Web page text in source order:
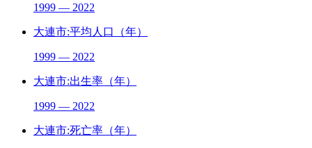
1999 — 2022
大連市:平均人口（年）
1999 — 2022
大連市:出生率（年）
1999 — 2022
大連市:死亡率（年）